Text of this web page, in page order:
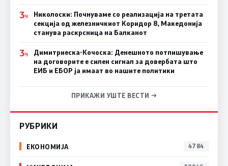
3Ч
Николоски: Почнуваме со реализација на третата
секција од железничкиот Коридор 8, Македонија
станува раскрсница на Балканот
3Ч
Димитриеска-Кочоска: Денешното потпишување
на договорите е силен сигнал за довербата што
ЕИБ и ЕБОР ја имаат во нашите политики
ПРИКАЖИ УШТЕ ВЕСТИ →
РУБРИКИ
ЕКОНОМИЈА 4784